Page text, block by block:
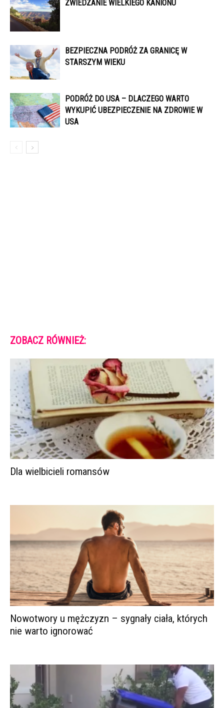
ZWIEDZANIE WIELKIEGO KANIONU
BEZPIECZNA PODRÓŻ ZA GRANICĘ W
STARSZYM WIEKU
PODRÓŻ DO USA – DLACZEGO WARTO
WYKUPIĆ UBEZPIECZENIE NA ZDROWIE W
USA
ZOBACZ RÓWNIEŻ:
Dla wielbicieli romansów
Nowotwory u mężczyzn – sygnały ciała, których
nie warto ignorować